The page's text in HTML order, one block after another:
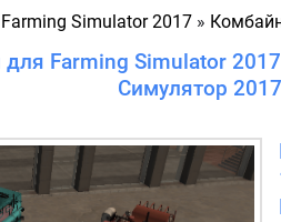
Farming Simulator 2017 »
Farming Simulator
Симулятор 2017